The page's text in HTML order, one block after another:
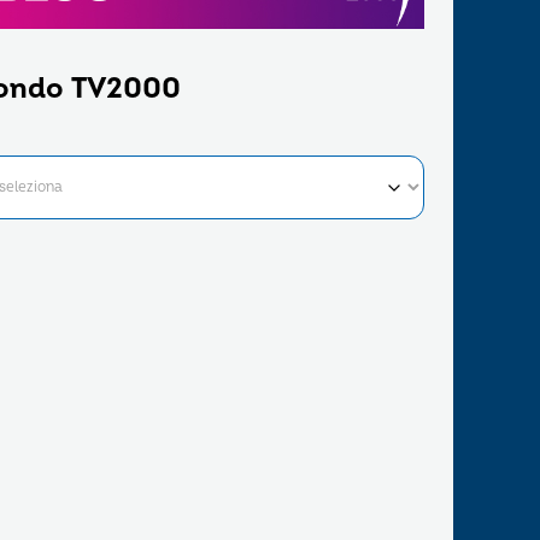
TV2000